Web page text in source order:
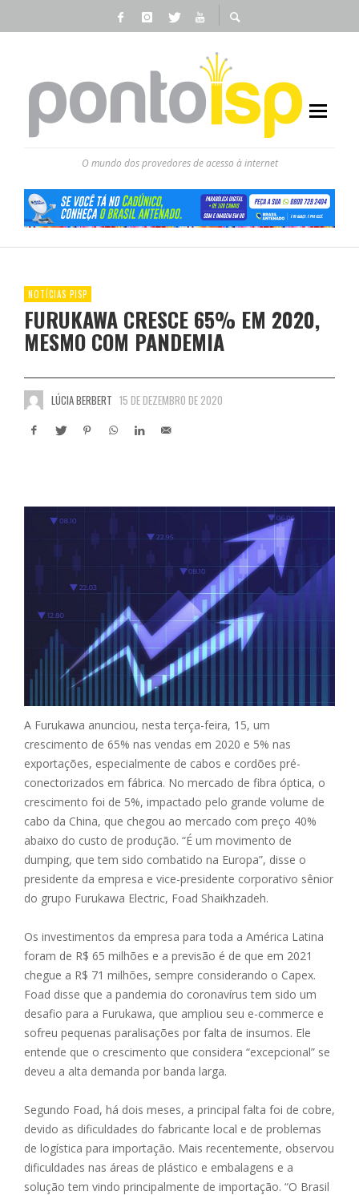
O mundo dos provedores de acesso à internet
NOTÍCIAS PISP
FURUKAWA CRESCE 65% EM 2020,
MESMO COM PANDEMIA
LÚCIA BERBERT 15 DE DEZEMBRO DE 2020
A Furukawa anunciou, nesta terça-feira, 15, um
crescimento de 65% nas vendas em 2020 e 5% nas
exportações, especialmente de cabos e cordões pré-
conectorizados em fábrica. No mercado de fibra óptica, o
crescimento foi de 5%, impactado pelo grande volume de
cabo da China, que chegou ao mercado com preço 40%
abaixo do custo de produção. “É um movimento de
dumping, que tem sido combatido na Europa”, disse o
presidente da empresa e vice-presidente corporativo sênior
do grupo Furukawa Electric, Foad Shaikhzadeh.
Os investimentos da empresa para toda a América Latina
foram de R$ 65 milhões e a previsão é de que em 2021
chegue a R$ 71 milhões, sempre considerando o Capex.
Foad disse que a pandemia do coronavírus tem sido um
desafio para a Furukawa, que ampliou seu e-commerce e
sofreu pequenas paralisações por falta de insumos. Ele
entende que o crescimento que considera “excepcional” se
deveu a alta demanda por banda larga.
Segundo Foad, há dois meses, a principal falta foi de cobre,
devido as dificuldades do fabricante local e de problemas
de logística para importação. Mais recentemente, observou
dificuldades nas áreas de plástico e embalagens e a
solução tem vindo principalmente de importação. “O Brasil